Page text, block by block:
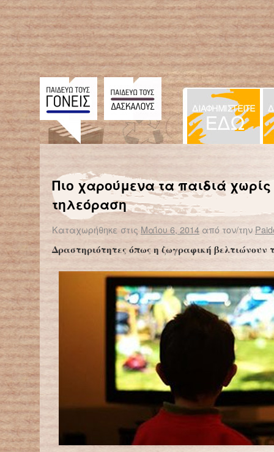
← Επιστροφή στο %s
Σε έκτακτη ανάγκη όλος ο πλανήτης για την πολιομυελίτιδα
Πιο χαρούμενα τα παιδιά χωρίς
τηλεόραση
Καταχωρήθηκε στις Μαΐου 6, 2014 από τον/την
Δραστηριότητες όπως η ζωγραφική βελτιώνουν